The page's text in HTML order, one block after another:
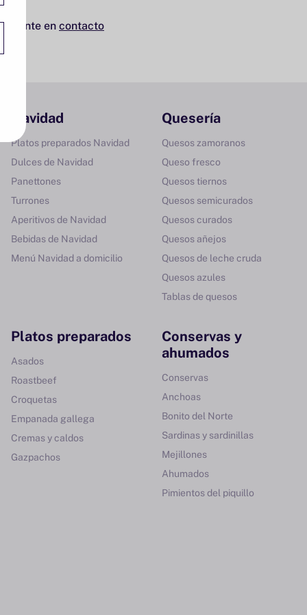
Ponte en contacto
Navidad
Platos preparados Navidad
Dulces de Navidad
Panettones
Turrones
Aperitivos de Navidad
Bebidas de Navidad
Menú Navidad a domicilio
Quesería
Quesos zamoranos
Queso fresco
Quesos tiernos
Quesos semicurados
Quesos curados
Quesos añejos
Quesos de leche cruda
Quesos azules
Tablas de quesos
Platos preparados
Asados
Roastbeef
Croquetas
Empanada gallega
Cremas y caldos
Gazpachos
Conservas y
ahumados
Conservas
Anchoas
Bonito del Norte
Sardinas y sardinillas
Mejillones
Ahumados
Pimientos del piquillo